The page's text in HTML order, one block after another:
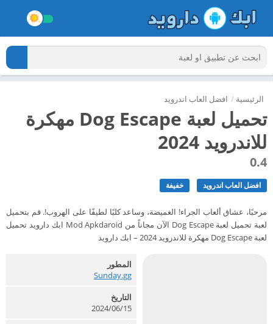
الرئيسية / افضل العاب اندرويد
تحميل لعبة Dog Escape مهكرة
للاندرويد 2024
0.4
افضل العاب اندرويد خفيفة
مرحبًا، عشاق ألعاب الجراء! الغميضة، وساعد كلبًا لطيفًا على الهروب!. قم بتحميل
لعبة تحميل لعبة Dog Escape الآن مجاناً من Mod Apkdaroid ابك دارويد تحميل
لعبة Dog Escape مهكرة للاندرويد 2024 – ابك دارويد
المطور
Sunday.gg‏
التاريخ
2024/06/15